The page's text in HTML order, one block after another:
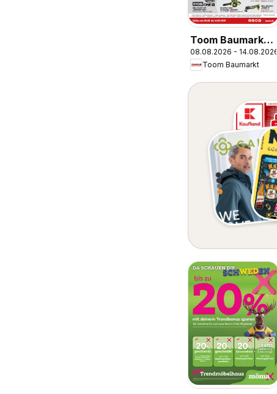
Toom Baumarkt
Prospekt
08.08.2026 - 14.08.2026
Toom Baumarkt